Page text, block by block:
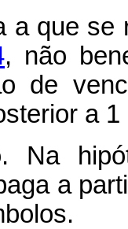
a que
, não
de
a
Na
a